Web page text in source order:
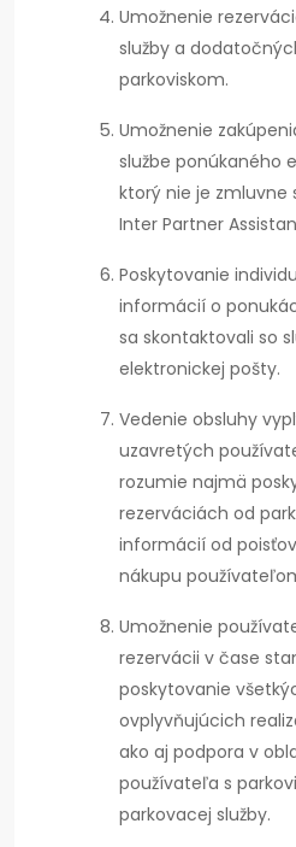
Umožnenie
služby a
parkoviskom.
Umožnenie
službe ponúkaného
ktorý nie je zmluvne
Inter Partner
Poskytovanie
informácií o
sa skontaktovali so
elektronickej pošty.
Vedenie obsluhy
uzavretých
rozumie najmä
rezerváciách od
informácií od
nákupu
Umožnenie
rezervácii v čase
poskytovanie
ovplyvňujúcich
ako aj podpora v
používateľa s
parkovacej služby.